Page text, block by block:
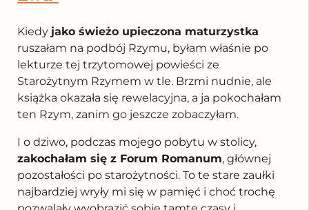
Kiedy jako świeżo upieczona maturzystka
ruszałam na podbój Rzymu, byłam właśnie po
lekturze tej trzytomowej powieści ze
Starożytnym Rzymem w tle. Brzmi nudnie, ale
książka okazała się rewelacyjna, a ja pokochałam
ten Rzym, zanim go jeszcze zobaczyłam.
I o dziwo, podczas mojego pobytu w stolicy,
zakochałam się z Forum Romanum, głównej
pozostałości po starożytności. To te stare zaułki
najbardziej wryły mi się w pamięć i choć trochę